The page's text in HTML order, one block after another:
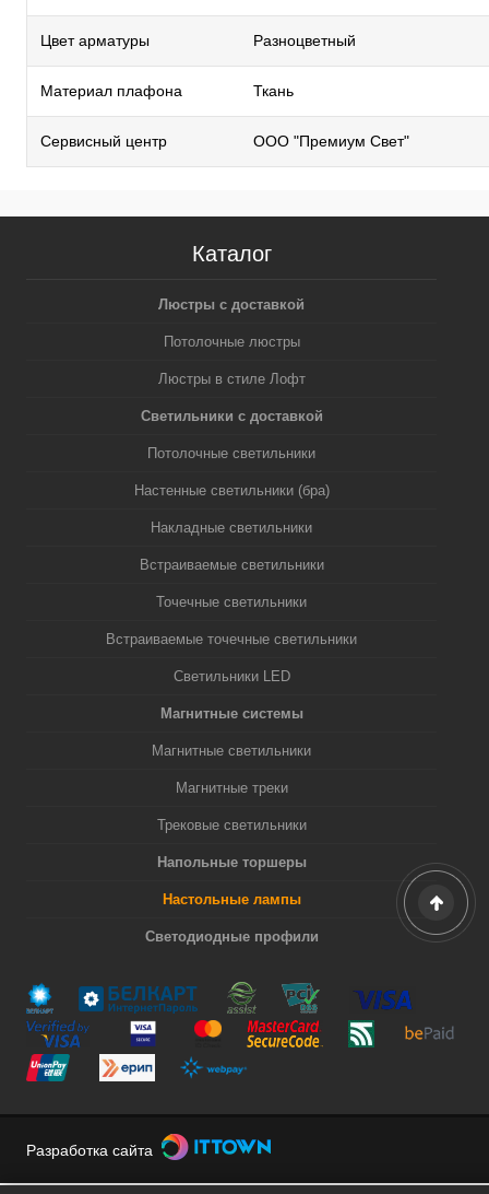
Цвет арматуры Разноцветный
Материал плафона Ткань
Сервисный центр ООО "Премиум Свет"
Каталог
Люстры с доставкой
Потолочные люстры
Люстры в стиле Лофт
Светильники с доставкой
Потолочные светильники
Настенные светильники (бра)
Накладные светильники
Встраиваемые светильники
Точечные светильники
Встраиваемые точечные светильники
Светильники LED
Магнитные системы
Магнитные светильники
Магнитные треки
Трековые светильники
Напольные торшеры
Настольные лампы
Светодиодные профили
Разработка сайта